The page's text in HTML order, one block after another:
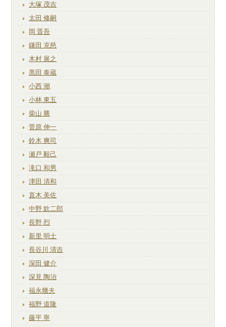
大塚 茂吉
太田 修嗣
岡 晋吾
鎌田 克慈
木村 展之
黒田 泰蔵
小西 潮
小林 東五
柴山 勝
菅原 伸一
鈴木 爽司
瀬戸 毅己
滝口 和男
津田 清和
直木 美佐
中野 欽二郎
長野 烈
新里 明士
長谷川 清吉
深田 健介
深見 陶治
福永幾夫
福野 道隆
藤平 寧